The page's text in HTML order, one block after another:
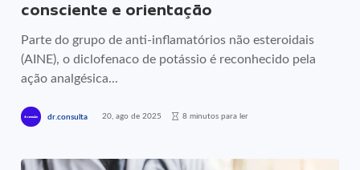
consciente e orientação
Parte do grupo de anti-inflamatórios não esteroidais
(AINE), o diclofenaco de potássio é reconhecido pela
ação analgésica...
dr.consulta 20, ago de 2025 8 minutos para ler